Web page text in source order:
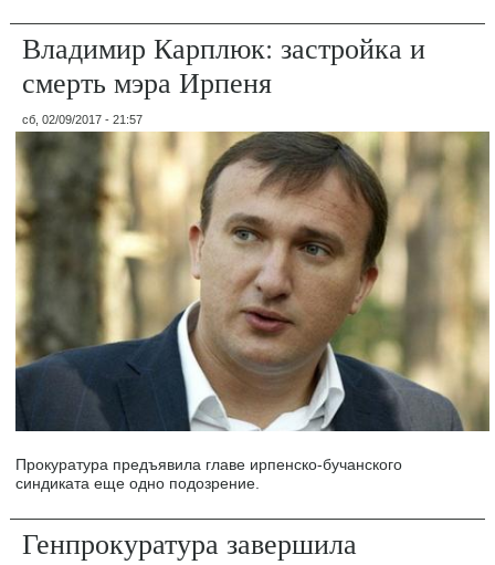
Владимир Карплюк: застройка и
смерть мэра Ирпеня
сб, 02/09/2017 - 21:57
Прокуратура предъявила главе ирпенско-бучанского
синдиката еще одно подозрение.
Генпрокуратура завершила